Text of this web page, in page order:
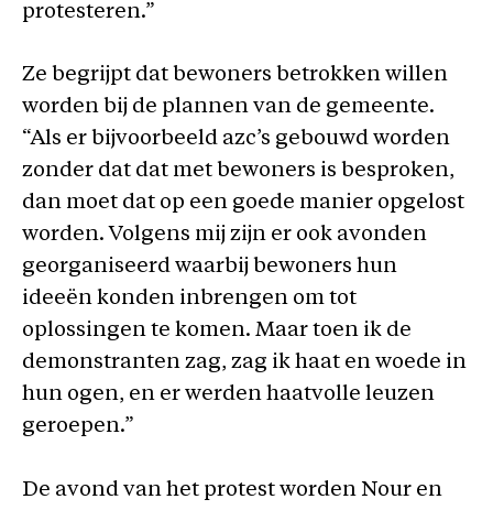
protesteren.”
Ze begrijpt dat bewoners betrokken willen
worden bij de plannen van de gemeente.
“Als er bijvoorbeeld azc’s gebouwd worden
zonder dat dat met bewoners is besproken,
dan moet dat op een goede manier opgelost
worden. Volgens mij zijn er ook avonden
georganiseerd waarbij bewoners hun
ideeën konden inbrengen om tot
oplossingen te komen. Maar toen ik de
demonstranten zag, zag ik haat en woede in
hun ogen, en er werden haatvolle leuzen
geroepen.”
De avond van het protest worden Nour en